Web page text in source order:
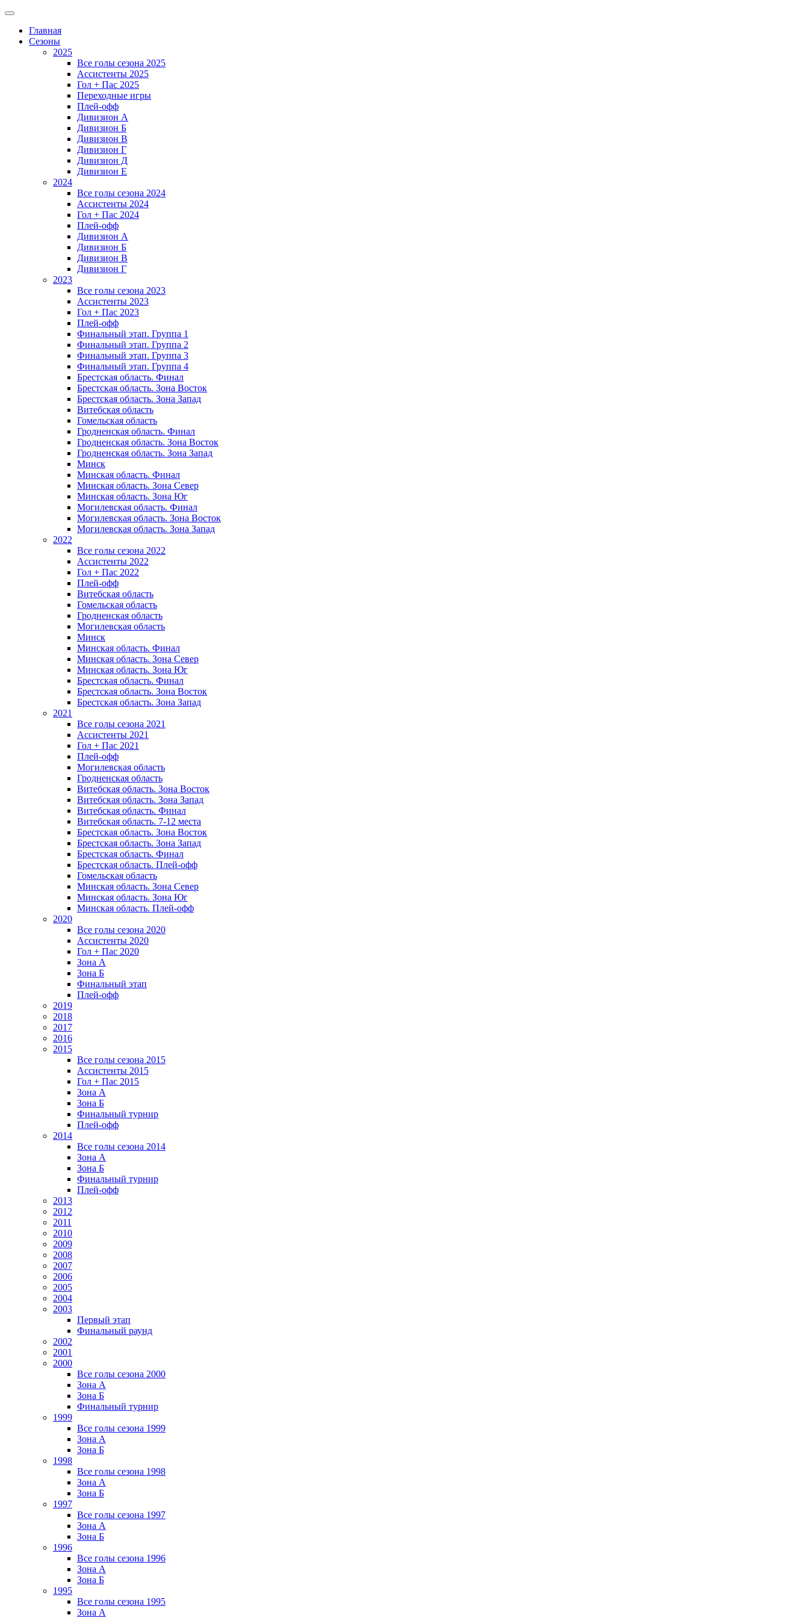
Главная
Сезоны
2025
Все голы сезона 2025
Ассистенты 2025
Гол + Пас 2025
Переходные игры
Плей-офф
Дивизион A
Дивизион Б
Дивизион В
Дивизион Г
Дивизион Д
Дивизион Е
2024
Все голы сезона 2024
Ассистенты 2024
Гол + Пас 2024
Плей-офф
Дивизион A
Дивизион Б
Дивизион В
Дивизион Г
2023
Все голы сезона 2023
Ассистенты 2023
Гол + Пас 2023
Плей-офф
Финальный этап. Группа 1
Финальный этап. Группа 2
Финальный этап. Группа 3
Финальный этап. Группа 4
Брестская область. Финал
Брестская область. Зона Восток
Брестская область. Зона Запад
Витебская область
Гомельская область
Гродненская область. Финал
Гродненская область. Зона Восток
Гродненская область. Зона Запад
Минск
Минская область. Финал
Минская область. Зона Север
Минская область. Зона Юг
Могилевская область. Финал
Могилевская область. Зона Восток
Могилевская область. Зона Запад
2022
Все голы сезона 2022
Ассистенты 2022
Гол + Пас 2022
Плей-офф
Витебская область
Гомельская область
Гродненская область
Могилевская область
Минск
Mинская область. Финал
Минская область. Зона Север
Минская область. Зона Юг
Брестская область. Финал
Брестская область. Зона Восток
Брестская область. Зона Запад
2021
Все голы сезона 2021
Ассистенты 2021
Гол + Пас 2021
Плей-офф
Могилевская область
Гродненская область
Витебская область. Зона Восток
Витебская область. Зона Запад
Витебская область. Финал
Витебская область. 7-12 места
Брестская область. Зона Восток
Брестская область. Зона Запад
Брестская область. Финал
Брестская область. Плей-офф
Гомельская область
Минская область. Зона Север
Минская область. Зона Юг
Минская область. Плей-офф
2020
Все голы сезона 2020
Ассистенты 2020
Гол + Пас 2020
Зона А
Зона Б
Финальный этап
Плей-офф
2019
2018
2017
2016
2015
Все голы сезона 2015
Ассистенты 2015
Гол + Пас 2015
Зона А
Зона Б
Финальный турнир
Плей-офф
2014
Все голы сезона 2014
Зона А
Зона Б
Финальный турнир
Плей-офф
2013
2012
2011
2010
2009
2008
2007
2006
2005
2004
2003
Первый этап
Финальный раунд
2002
2001
2000
Все голы сезона 2000
Зона А
Зона Б
Финальный турнир
1999
Все голы сезона 1999
Зона А
Зона Б
1998
Все голы сезона 1998
Зона А
Зона Б
1997
Все голы сезона 1997
Зона А
Зона Б
1996
Все голы сезона 1996
Зона А
Зона Б
1995
Все голы сезона 1995
Зона А